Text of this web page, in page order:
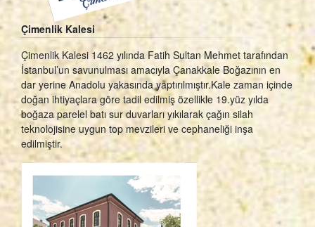
Çimenlik Kalesi
Çimenlik Kalesi 1462 yılında Fatih Sultan Mehmet tarafından
İstanbul’un savunulması amacıyla Çanakkale Boğazının en
dar yerine Anadolu yakasında yaptırılmıştır.Kale zaman içinde
doğan ihtiyaçlara göre tadil edilmiş özellikle 19.yüz yılda
boğaza parelel batı sur duvarları yıkılarak çağın silah
teknolojisine uygun top mevzileri ve cephaneliği inşa
edilmiştir.